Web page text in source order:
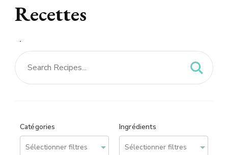
Recettes
Catégories Ingrédients